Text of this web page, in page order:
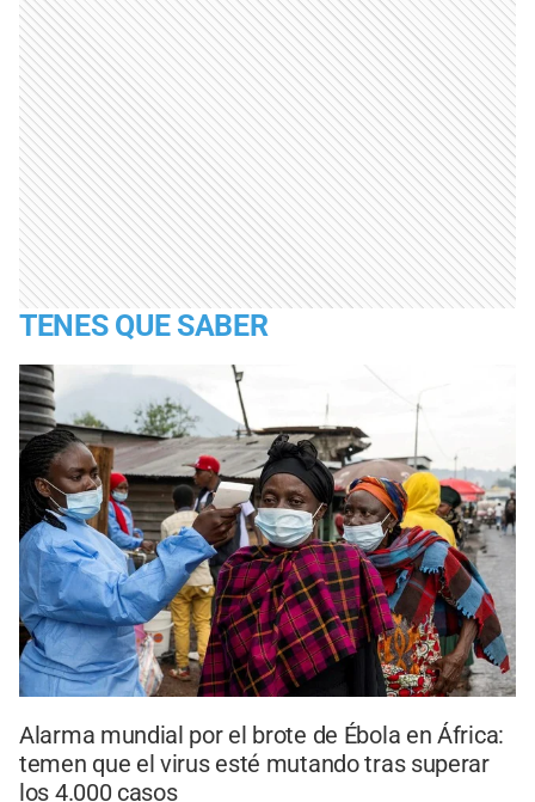
TENES QUE SABER
Alarma mundial por el brote de Ébola en África:
temen que el virus esté mutando tras superar
los 4.000 casos